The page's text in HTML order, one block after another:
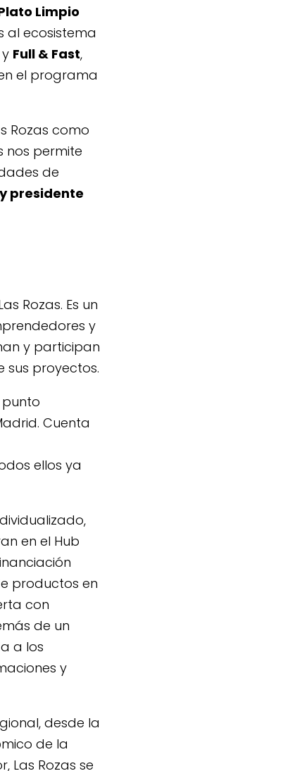
Limpio
al ecosistema
y Full & Fast,
el programa
Rozas como
nos permite
de
presidente
Rozas. Es un
y
y participan
sus proyectos.
punto
Cuenta
ellos ya
en el Hub
productos en
con
de un
a los
y
desde la
de la
Las Rozas se